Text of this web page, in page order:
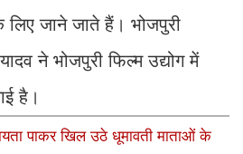
जाने जाते हैं। भोजपुरी
ने भोजपुरी फिल्म उद्योग में
है।
पाकर खिल उठे धूमावती माताओं के